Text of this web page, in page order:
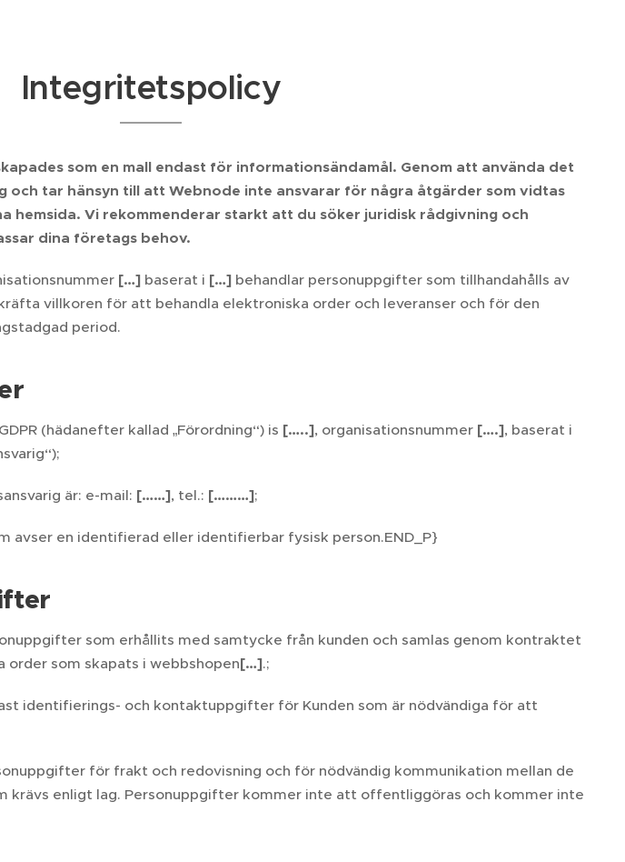
Integritetspolicy
som en mall endast för informationsändamål. Genom att använda det
och tar hänsyn till att Webnode inte ansvarar för några åtgärder som vidtas
hemsida. Vi rekommenderar starkt att du söker juridisk rådgivning och
dina företags behov.
[…] baserat i […] behandlar personuppgifter som tillhandahålls av
villkoren för att behandla elektroniska order och leveranser och för den
period.
(hädanefter kallad „Förordning“) is […..], organisationsnummer [….], baserat i
är: e-mail: [……], tel.: [………];
avser en identifierad eller identifierbar fysisk person.END_P}
som erhållits med samtycke från kunden och samlas genom kontraktet
som skapats i webbshopen[…].;
identifierings- och kontaktuppgifter för Kunden som är nödvändiga för att
för frakt och redovisning och för nödvändig kommunikation mellan de
krävs enligt lag. Personuppgifter kommer inte att offentliggöras och kommer inte